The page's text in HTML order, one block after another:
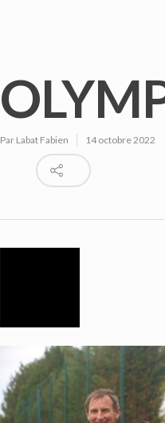
Par Labat Fabien 14 octobre 2022